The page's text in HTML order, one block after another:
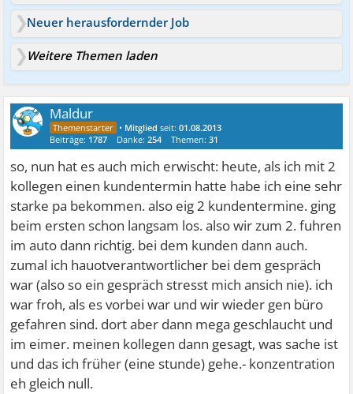
Neuer herausfordernder Job
Weitere Themen laden
Maldur
• Mitglied seit:01.08.2013
Beiträge: 1787 Danke:254 Themen:31
so, nun hat es auch mich erwischt: heute, als ich mit 2
kollegen einen kundentermin hatte habe ich eine sehr
starke pa bekommen. also eig 2 kundentermine. ging
beim ersten schon langsam los. also wir zum 2. fuhren
im auto dann richtig. bei dem kunden dann auch.
zumal ich hauotverantwortlicher bei dem gespräch
war (also so ein gespräch stresst mich ansich nie). ich
war froh, als es vorbei war und wir wieder gen büro
gefahren sind. dort aber dann mega geschlaucht und
im eimer. meinen kollegen dann gesagt, was sache ist
und das ich früher (eine stunde) gehe.- konzentration
eh gleich null.